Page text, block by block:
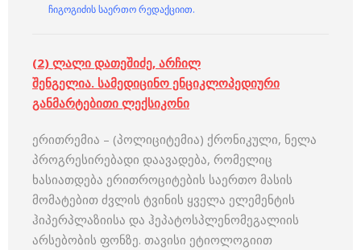
ჩიგოგიძის საერთო რედაქციით.
(2) ლალი დათეშიძე, არჩილ
შენგელია. სამედიცინო ენციკლოპედიური
განმარტებითი ლექსიკონი
ერითრემია – (პოლიციტემია) ქრონიკული, ნელა
პროგრესირებადი დაავადება, რომელიც
ხასიათდება ერითროციტების საერთო მასის
მომატებით ძვლის ტვინის ყველა ელემენტის
ჰიპერპლაზიისა და ჰეპატოსპლენომეგალიის
არსებობის ფონზე. თავისი ეტიოლოგიით